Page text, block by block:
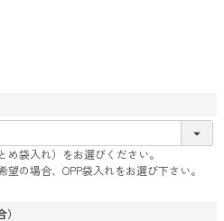
袋入れ）をお選びください。
の場合、OPP袋入れをお選び下さい。